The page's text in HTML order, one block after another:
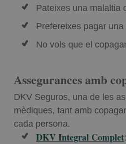
Pateixes una malaltia
Prefereixes pagar
No vols que el
Assegurances amb
DKV Seguros, una de les
mèdiques, tant amb
cada persona.
DKV Integral Complet